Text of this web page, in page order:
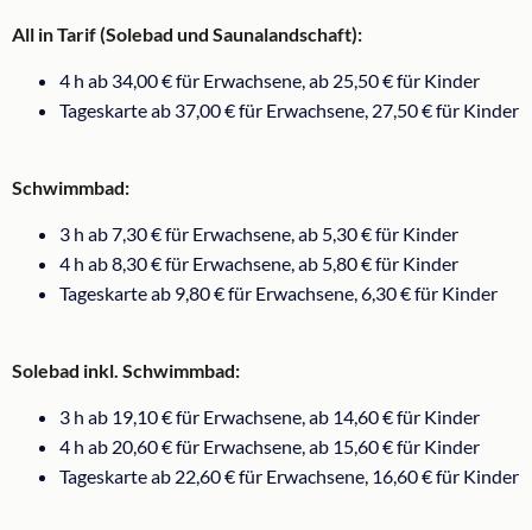
All in Tarif (Solebad und Saunalandschaft):
4 h ab 34,00 € für Erwachsene, ab 25,50 € für Kinder
Tageskarte ab 37,00 € für Erwachsene, 27,50 € für Kinder
Schwimmbad:
3 h ab 7,30 € für Erwachsene, ab 5,30 € für Kinder
4 h ab 8,30 € für Erwachsene, ab 5,80 € für Kinder
Tageskarte ab 9,80 € für Erwachsene, 6,30 € für Kinder
Solebad inkl. Schwimmbad:
3 h ab 19,10 € für Erwachsene, ab 14,60 € für Kinder
4 h ab 20,60 € für Erwachsene, ab 15,60 € für Kinder
Tageskarte ab 22,60 € für Erwachsene, 16,60 € für Kinder